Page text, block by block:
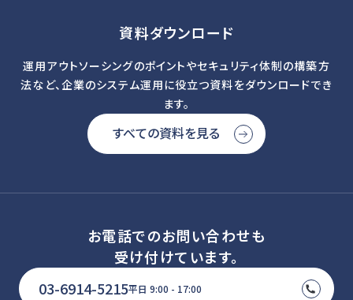
資料ダウンロード
運用アウトソーシングのポイントやセキュリティ体制の構築方
法など、企業のシステム運用に役立つ資料をダウンロードでき
ます。
すべての資料を見る
お電話でのお問い合わせも
受け付けています。
03-6914-5215平日 9:00 - 17:00